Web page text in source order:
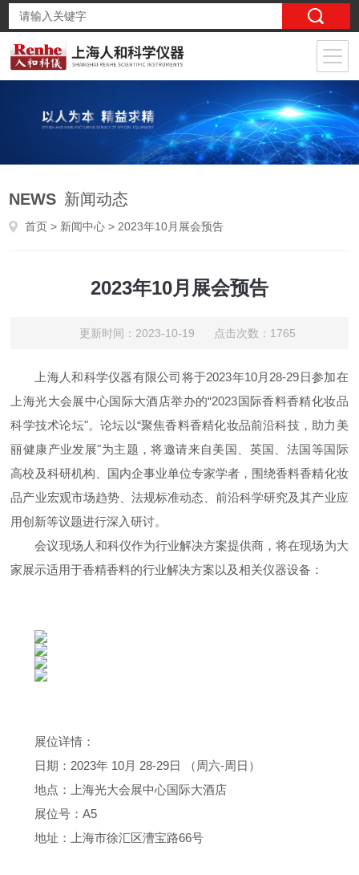
NEWS 新闻动态
首页 > 新闻中心 > 2023年10月展会预告
2023年10月展会预告
更新时间：2023-10-19 点击次数：1765
上海人和科学仪器有限公司将于2023年10月 28-29日参加在
上海光大会展中心国际大酒店举办的“2023国际香料香精化妆品
科学技术论坛"。论坛以“聚焦香料香精化妆品前沿科技，助力美
丽健康产业发展"为主题，将邀请来自美国、英国、法国等国际
高校及科研机构、国内企事业单位专家学者，围绕香料香精化妆
品产业宏观市场趋势、法规标准动态、前沿科学研究及其产业应
用创新等议题进行深入研讨。
会议现场人和科仪作为行业解决方案提供商，将在现场为大
家展示适用于香精香料的行业解决方案以及相关仪器设备：
展位详情：
日期： 2023年 10月 28-29日 （周六-周日）
地点：上海光大会展中心国际大酒店
展位号：A5
地址：上海市徐汇区漕宝路66号